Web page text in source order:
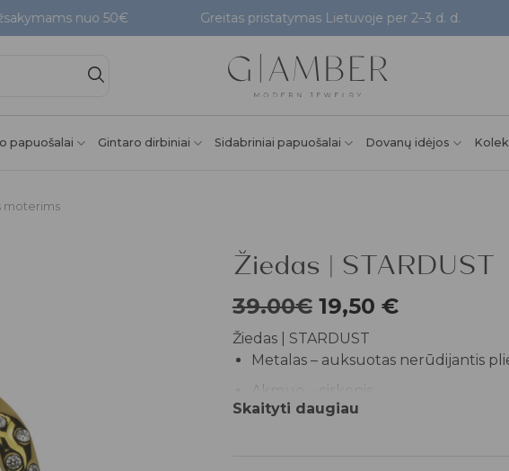
nuo 50€ Greitas pristatymas Lietuvoje per 2–3 d. d.
papuošalai Gintaro dirbiniai Sidabriniai papuošalai Dovanų idėjos
moterims
Žiedas | STARDUST
39.00€ 19,50 €
Žiedas | STARDUST
Metalas – auksuotas nerūdijantis
Akmuo – cirkonis.
Plačiausia vieta – 0,5 mm.
Skaityti daugiau